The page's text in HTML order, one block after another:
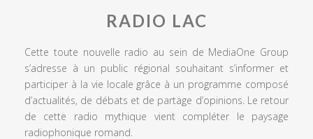
RADIO LAC
Cette toute nouvelle radio au sein de MediaOne Group
s’adresse à un public régional souhaitant s’informer et
participer à la vie locale grâce à un programme composé
d’actualités, de débats et de partage d’opinions. Le retour
de cette radio mythique vient compléter le paysage
radiophonique romand.